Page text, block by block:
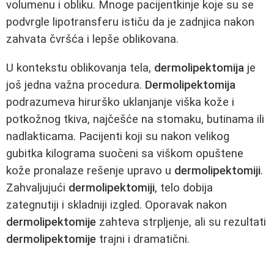
volumenu i obliku. Mnoge pacijentkinje koje su se
podvrgle lipotransferu ističu da je zadnjica nakon
zahvata čvršća i lepše oblikovana.
U kontekstu oblikovanja tela, dermolipektomija je
još jedna važna procedura. Dermolipektomija
podrazumeva hirurško uklanjanje viška kože i
potkožnog tkiva, najčešće na stomaku, butinama ili
nadlakticama. Pacijenti koji su nakon velikog
gubitka kilograma suočeni sa viškom opuštene
kože pronalaze rešenje upravo u dermolipektomiji.
Zahvaljujući dermolipektomiji, telo dobija
zategnutiji i skladniji izgled. Oporavak nakon
dermolipektomije zahteva strpljenje, ali su rezultati
dermolipektomije trajni i dramatični.